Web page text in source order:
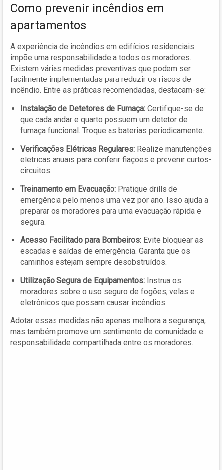
Como prevenir incêndios em
apartamentos
A experiência de incêndios em edifícios residenciais
impõe uma responsabilidade a todos os moradores.
Existem várias medidas preventivas que podem ser
facilmente implementadas para reduzir os riscos de
incêndio. Entre as práticas recomendadas, destacam-se:
Instalação de Detetores de Fumaça: Certifique-se de
que cada andar e quarto possuem um detetor de
fumaça funcional. Troque as baterias periodicamente.
Verificações Elétricas Regulares: Realize manutenções
elétricas anuais para conferir fiações e prevenir curtos-
circuitos.
Treinamento em Evacuação: Pratique drills de
emergência pelo menos uma vez por ano. Isso ajuda a
preparar os moradores para uma evacuação rápida e
segura.
Acesso Facilitado para Bombeiros: Evite bloquear as
escadas e saídas de emergência. Garanta que os
caminhos estejam sempre desobstruídos.
Utilização Segura de Equipamentos: Instrua os
moradores sobre o uso seguro de fogões, velas e
eletrônicos que possam causar incêndios.
Adotar essas medidas não apenas melhora a segurança,
mas também promove um sentimento de comunidade e
responsabilidade compartilhada entre os moradores.